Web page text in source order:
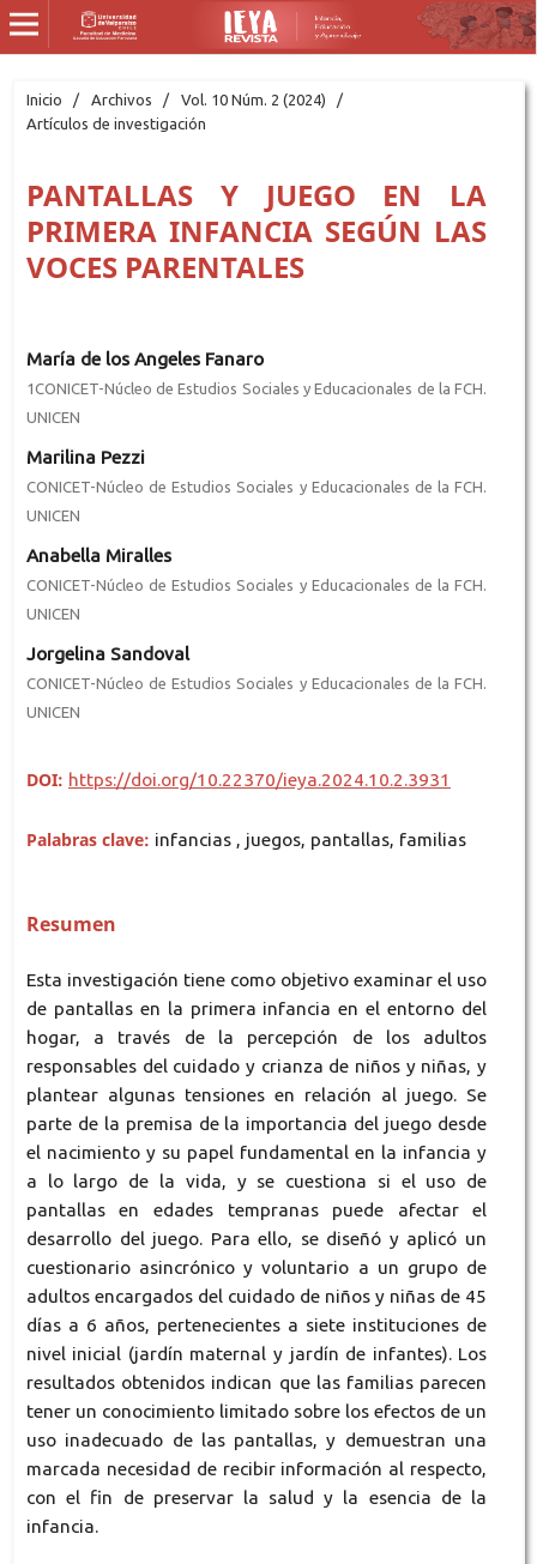
Inicio / Archivos / Vol. 10 Núm. 2 (2024)
/
Artículos de investigación
PANTALLAS Y JUEGO EN LA
PRIMERA INFANCIA SEGÚN LAS
VOCES PARENTALES
María de los Angeles Fanaro
1CONICET-Núcleo de Estudios Sociales y Educacionales de la FCH.
UNICEN
Marilina Pezzi
CONICET-Núcleo de Estudios Sociales y Educacionales de la FCH.
UNICEN
Anabella Miralles
CONICET-Núcleo de Estudios Sociales y Educacionales de la FCH.
UNICEN
Jorgelina Sandoval
CONICET-Núcleo de Estudios Sociales y Educacionales de la FCH.
UNICEN
DOI: https://doi.org/10.22370/ieya.2024.10.2.3931
Palabras clave: infancias , juegos, pantallas, familias
Resumen
Esta investigación tiene como objetivo examinar el uso
de pantallas en la primera infancia en el entorno del
hogar, a través de la percepción de los adultos
responsables del cuidado y crianza de niños y niñas, y
plantear algunas tensiones en relación al juego. Se
parte de la premisa de la importancia del juego desde
el nacimiento y su papel fundamental en la infancia y
a lo largo de la vida, y se cuestiona si el uso de
pantallas en edades tempranas puede afectar el
desarrollo del juego. Para ello, se diseñó y aplicó un
cuestionario asincrónico y voluntario a un grupo de
adultos encargados del cuidado de niños y niñas de 45
días a 6 años, pertenecientes a siete instituciones de
nivel inicial (jardín maternal y jardín de infantes). Los
resultados obtenidos indican que las familias parecen
tener un conocimiento limitado sobre los efectos de un
uso inadecuado de las pantallas, y demuestran una
marcada necesidad de recibir información al respecto,
con el fin de preservar la salud y la esencia de la
infancia.